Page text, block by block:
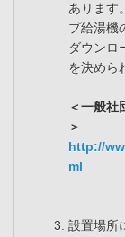
あります
プ給湯機
ダウンロ
を決めら
＜一般
＞
http://
ml
設置場所